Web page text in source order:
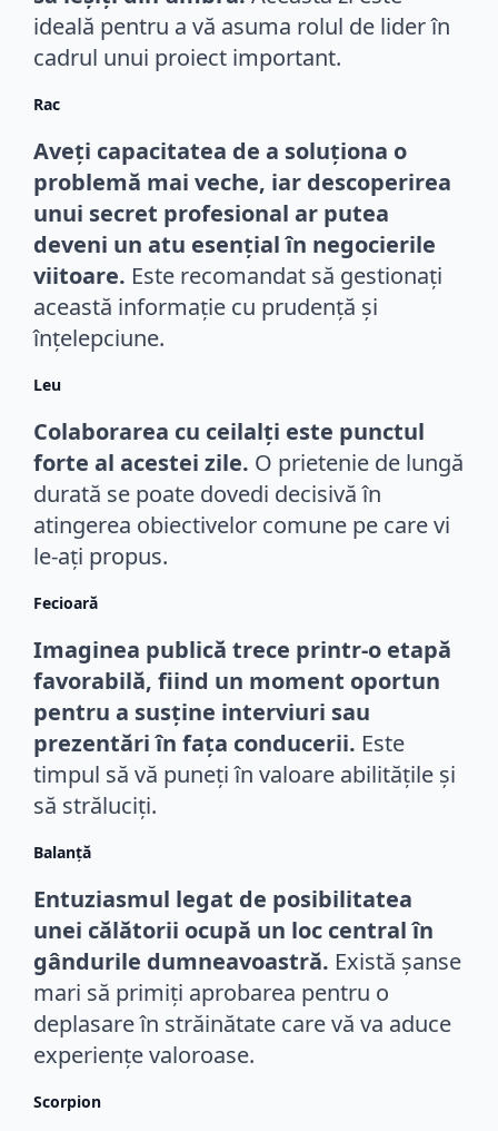
ideală pentru a vă asuma rolul de lider în
cadrul unui proiect important.
Rac
Aveți capacitatea de a soluționa o
problemă mai veche, iar descoperirea
unui secret profesional ar putea
deveni un atu esențial în negocierile
viitoare. Este recomandat să gestionați
această informație cu prudență și
înțelepciune.
Leu
Colaborarea cu ceilalți este punctul
forte al acestei zile. O prietenie de lungă
durată se poate dovedi decisivă în
atingerea obiectivelor comune pe care vi
le-ați propus.
Fecioară
Imaginea publică trece printr-o etapă
favorabilă, fiind un moment oportun
pentru a susține interviuri sau
prezentări în fața conducerii. Este
timpul să vă puneți în valoare abilitățile și
să străluciți.
Balanță
Entuziasmul legat de posibilitatea
unei călătorii ocupă un loc central în
gândurile dumneavoastră. Există șanse
mari să primiți aprobarea pentru o
deplasare în străinătate care vă va aduce
experiențe valoroase.
Scorpion